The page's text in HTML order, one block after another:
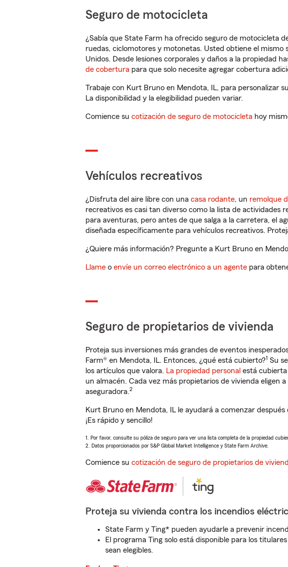
Seguro de motocicleta
¿Sabía que State Farm ha ofrecido seguro de motocicleta
ruedas, ciclomotores y motonetas. Usted obtiene el mismo
Unidos. Desde lesiones corporales y daños a la propiedad
de cobertura para que solo necesite agregar cobertura
Trabaje con Kurt Bruno en Mendota, IL, para personalizar
La disponibilidad y la elegibilidad pueden variar.
Comience su cotización de seguro de motocicleta hoy
Vehículos recreativos
¿Disfruta del aire libre con una casa rodante, un remolque
recreativos es casi tan diverso como la lista de
para aventuras, pero antes de que salga a la carretera, el
diseñada específicamente para vehículos recreativos.
¿Quiere más información? Pregunte a Kurt Bruno en
Llame o envíe un correo electrónico a un agente para
Seguro de propietarios de vivienda
Proteja sus inversiones más grandes de eventos
Farm® en Mendota, IL. Entonces, ¿qué está cubierto?1 Su
los artículos que valora. La propiedad personal está cubierta
un almacén. Cada vez más propietarios de vivienda eligen
aseguradora.2
Kurt Bruno en Mendota, IL le ayudará a comenzar
¡Es rápido y sencillo!
1. Por favor, consulte su póliza de seguro para ver una lista completa de la propiedad
2. Datos proporcionados por S&P Global Market Intelligence y State Farm Archive.
Comience su cotización de seguro de propietarios de
Proteja su vivienda contra los incendios
State Farm y Ting* pueden ayudarle a prevenir
El programa Ting solo está disponible para los
sean elegibles.